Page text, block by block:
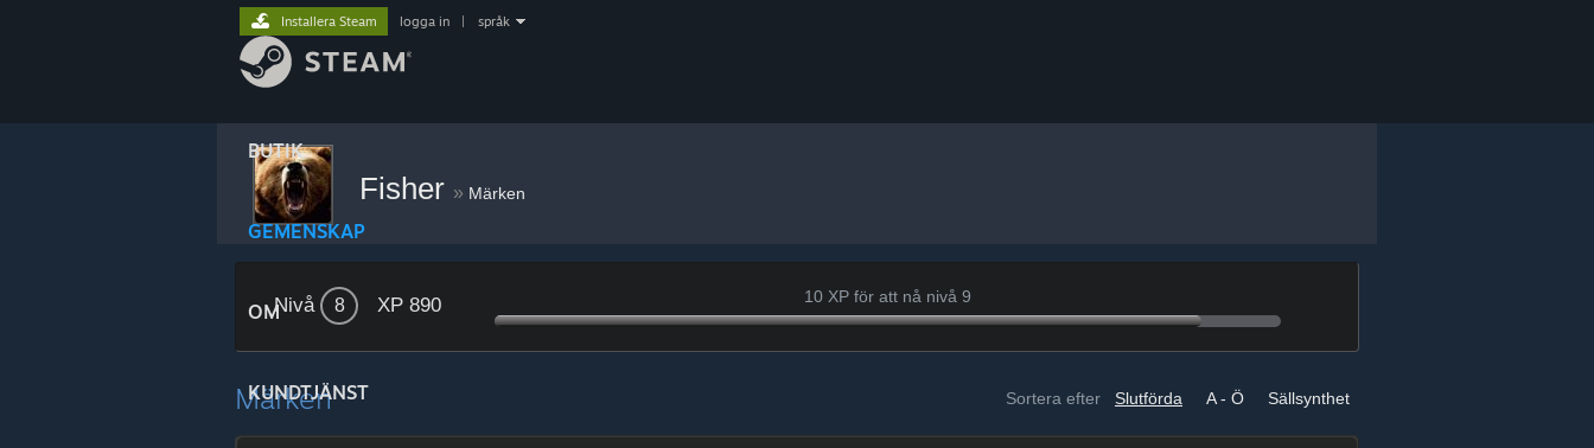
BUTIK
GEMENSKAP
OM
KUNDTJÄNST
Installera Steam logga in språk
Fisher » Märken
Nivå 8 XP 890 10 XP för att nå nivå 9
Sortera efter Slutförda A - Ö Sällsynthet
Märken